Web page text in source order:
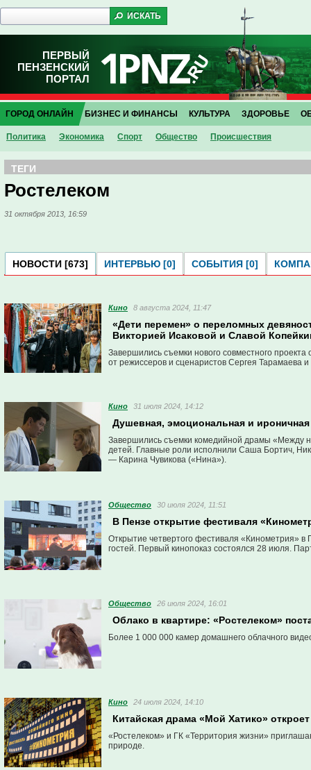
ПЕРВЫЙ
ПЕНЗЕНСКИЙ
ПОРТАЛ
ГОРОД ОНЛАЙН
Политика Экономика Спорт Общество Проиcшествия
БИЗНЕС И ФИНАНСЫ КУЛЬТУРА ЗДОРОВЬЕ
ТЕГИ
Ростелеком
31 октября 2013, 16:59
НОВОСТИ [673] ИНТЕРВЬЮ [0] СОБЫТИЯ [0]
Кино 8 августа 2024, 11:47
«Дети перемен» о переломных
Викторией Исаковой и Славой
Завершились съемки нового совместного
от режиссеров и сценаристов Сергея
Кино 31 июля 2024, 14:12
Душевная, эмоциональная и
Завершились съемки комедийной драмы «Между
детей. Главные роли исполнили Саша Бортич,
— Карина Чувикова («Нина»).
Общество 30 июля 2024, 11:51
В Пензе открытие фестиваля
Открытие четвертого фестиваля «Кинометрия» в
гостей. Первый кинопоказ состоялся 28 июля.
Общество 26 июля 2024, 16:01
Облако в квартире: «Ростелеком»
Более 1 000 000 камер домашнего облачного
Кино 24 июля 2024, 14:10
Китайская драма «Мой Хатико»
«Ростелеком» и ГК «Территория жизни»
природе.